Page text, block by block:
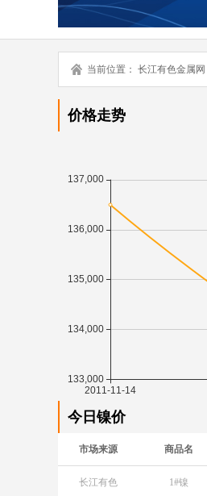
当前位置： 长江有色金属网
价格走势
今日镍价
市场来源 商品名
长江有色 1#镍